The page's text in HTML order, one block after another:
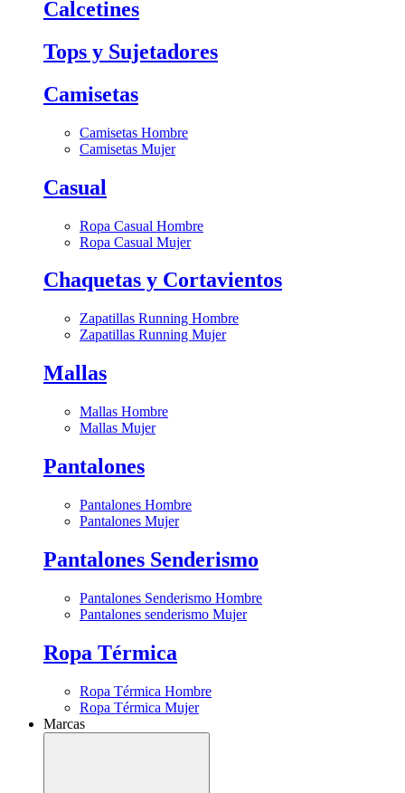
Calcetines
Tops y Sujetadores
Camisetas
Camisetas Hombre
Camisetas Mujer
Casual
Ropa Casual Hombre
Ropa Casual Mujer
Chaquetas y Cortavientos
Zapatillas Running Hombre
Zapatillas Running Mujer
Mallas
Mallas Hombre
Mallas Mujer
Pantalones
Pantalones Hombre
Pantalones Mujer
Pantalones Senderismo
Pantalones Senderismo Hombre
Pantalones senderismo Mujer
Ropa Térmica
Ropa Térmica Hombre
Ropa Térmica Mujer
Marcas